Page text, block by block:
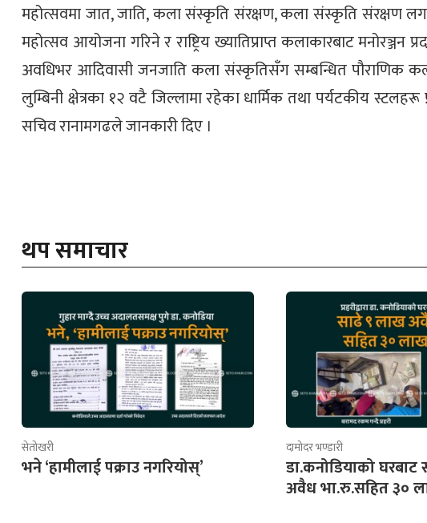
महोत्सवमा जात, जाति, कला संस्कृति संरक्षण, कला संस्कृति संरक्षण
महोत्सव आयोजना गरिने र राष्ट्रिय ख्यातिप्राप्त कलाकारबाट
अवधिभर आदिवासी जनजाति कला संस्कृतिसँग सम्बन्धित पौराणिक
लुम्बिनी क्षेत्रका १२ वटै जिल्लामा रहेका धार्मिक तथा पर्यटकीय
सचिव रानामगढले जानकारी दिए ।
थप समाचार
सेतोखरी
भने ‘हामीलाई पक्राउ नगरियोस्’
दामोदर भण्डारी
डा.कनोडियाको
अवैध भा.रु.सहित ३०